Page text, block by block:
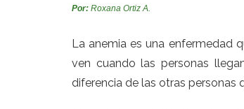
Por: Roxana Ortiz A.
La anemia es una enfermedad
ven cuando las personas
diferencia de las otras personas